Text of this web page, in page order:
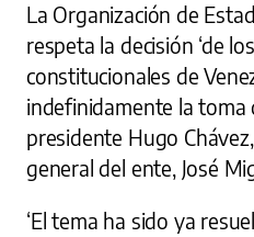
La Organización de
respeta la decisión ‘de
constitucionales de
indefinidamente la toma
presidente Hugo
general del ente, José
‘El tema ha sido ya